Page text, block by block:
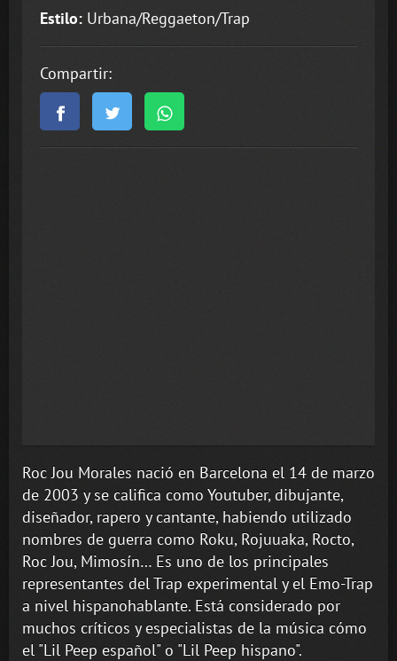
Estilo: Urbana/Reggaeton/Trap
Compartir:
Roc Jou Morales nació en Barcelona el 14 de marzo
de 2003 y se califica como Youtuber, dibujante,
diseñador, rapero y cantante, habiendo utilizado
nombres de guerra como Roku, Rojuuaka, Rocto,
Roc Jou, Mimosín… Es uno de los principales
representantes del Trap experimental y el Emo-Trap
a nivel hispanohablante. Está considerado por
muchos críticos y especialistas de la música cómo
el "Lil Peep español" o "Lil Peep hispano".